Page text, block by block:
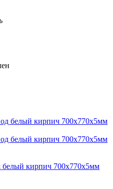
белый кирпич 700x770x5мм